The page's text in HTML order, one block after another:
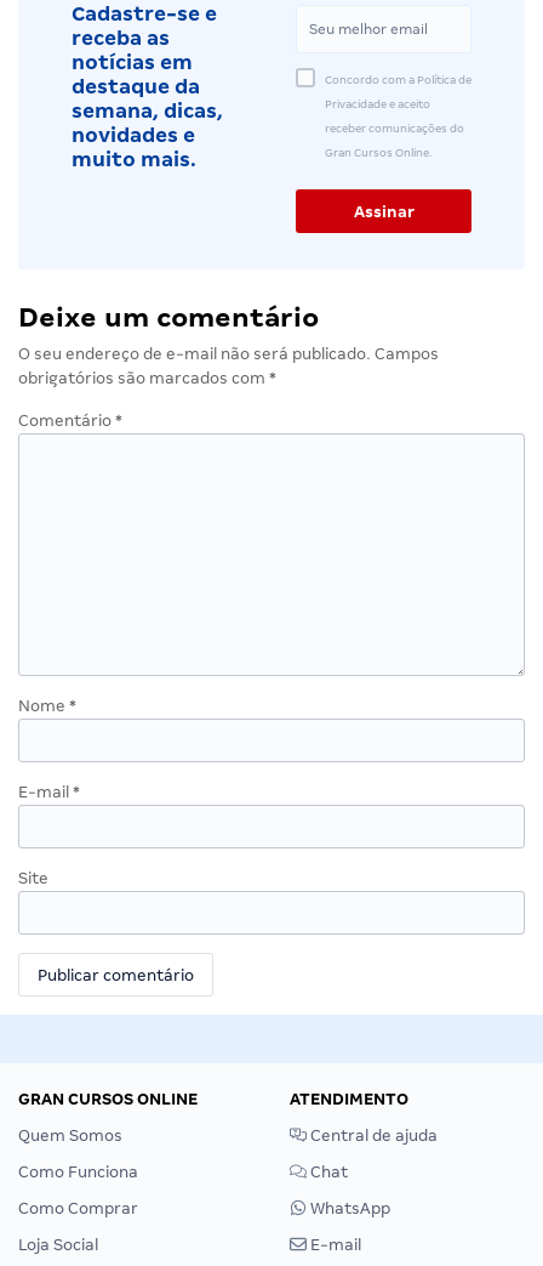
Cadastre-se e
receba as
notícias em
destaque da
semana, dicas,
novidades e
muito mais.
Concordo com a Política de
Privacidade e aceito
receber comunicações do
Gran Cursos Online.
Deixe um comentário
O seu endereço de e-mail não será publicado. Campos
obrigatórios são marcados com *
Comentário *
Nome *
E-mail *
Site
GRAN CURSOS ONLINE
Quem Somos
Como Funciona
Como Comprar
Loja Social
ATENDIMENTO
Central de ajuda
Chat
WhatsApp
E-mail